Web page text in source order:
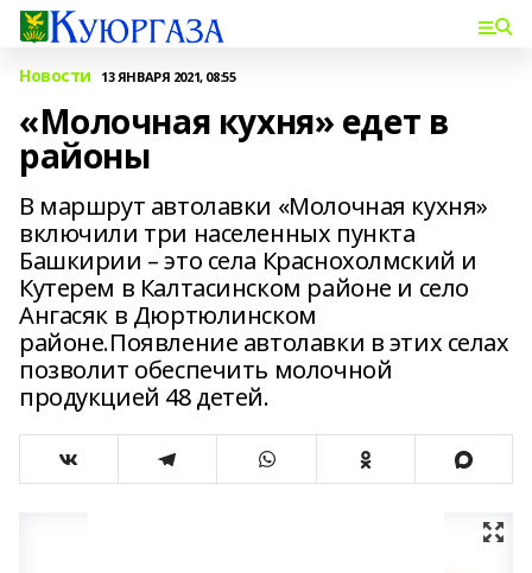
Новости 13 ЯНВАРЯ 2021, 08:55
«Молочная кухня» едет в
районы
В маршрут автолавки «Молочная кухня»
включили три населенных пункта
Башкирии – это села Краснохолмский и
Кутерем в Калтасинском районе и село
Ангасяк в Дюртюлинском
районе.Появление автолавки в этих селах
позволит обеспечить молочной
продукцией 48 детей.